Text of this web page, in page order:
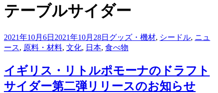
タグ
:
テーブルサイダー
投
稿
2021年10月6日 2021年10月28日 グッズ・機材, シードル, ニュ
ース, 原料・材料, 文化, 日本, 食べ物
イギリス・リトルポモーナのドラフト
サイダー第二弾リリースのお知らせ